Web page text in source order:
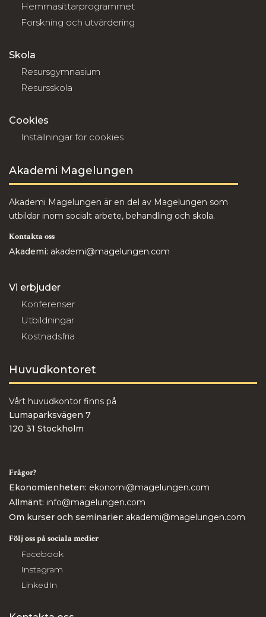
Hemmasittarprogrammet
Forskning och utvärdering
Skola
Resursgymnasium
Resursskola
Cookies
Inställningar för cookies
Akademi Magelungen
Akademi Magelungen är en del av Magelungen som
utbildar inom socialt arbete, behandling och skola.
Kontakta oss
Akademi: akademi@magelungen.com
Vi erbjuder
Konferenser
Utbildningar
Kostnadsfria
Huvudkontoret
Vårt huvudkontor finns på
Lumaparksvägen 7
120 31 Stockholm
Frågor?
Ekonomienheten: ekonomi@magelungen.com
Allmänt: info@magelungen.com
Om kurser och seminarier: akademi@magelungen.com
Följ oss på sociala medier
Facebook
Instagram
LinkedIn